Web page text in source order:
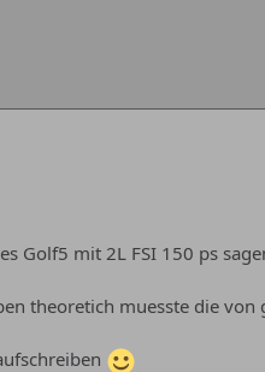
Golf5 mit 2L FSI 150 ps
theoretich muesste die von